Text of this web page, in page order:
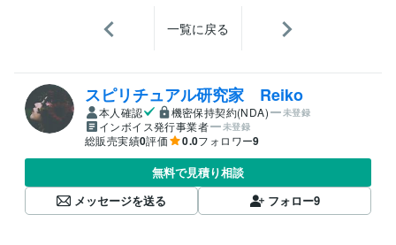
一覧に戻る
スピリチュアル研究家 Reiko
本人確認 機密保持契約(NDA) 未登録
インボイス発行事業者 未登録
総販売実績0評価 0.0フォロワー9
無料で見積り相談
メッセージを送る
フォロー9